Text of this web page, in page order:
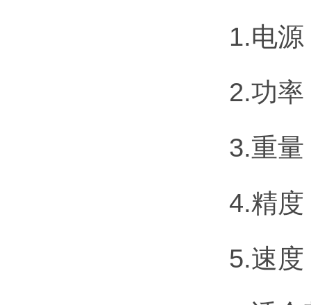
1.电
2.功
3.重
4.精
5.速